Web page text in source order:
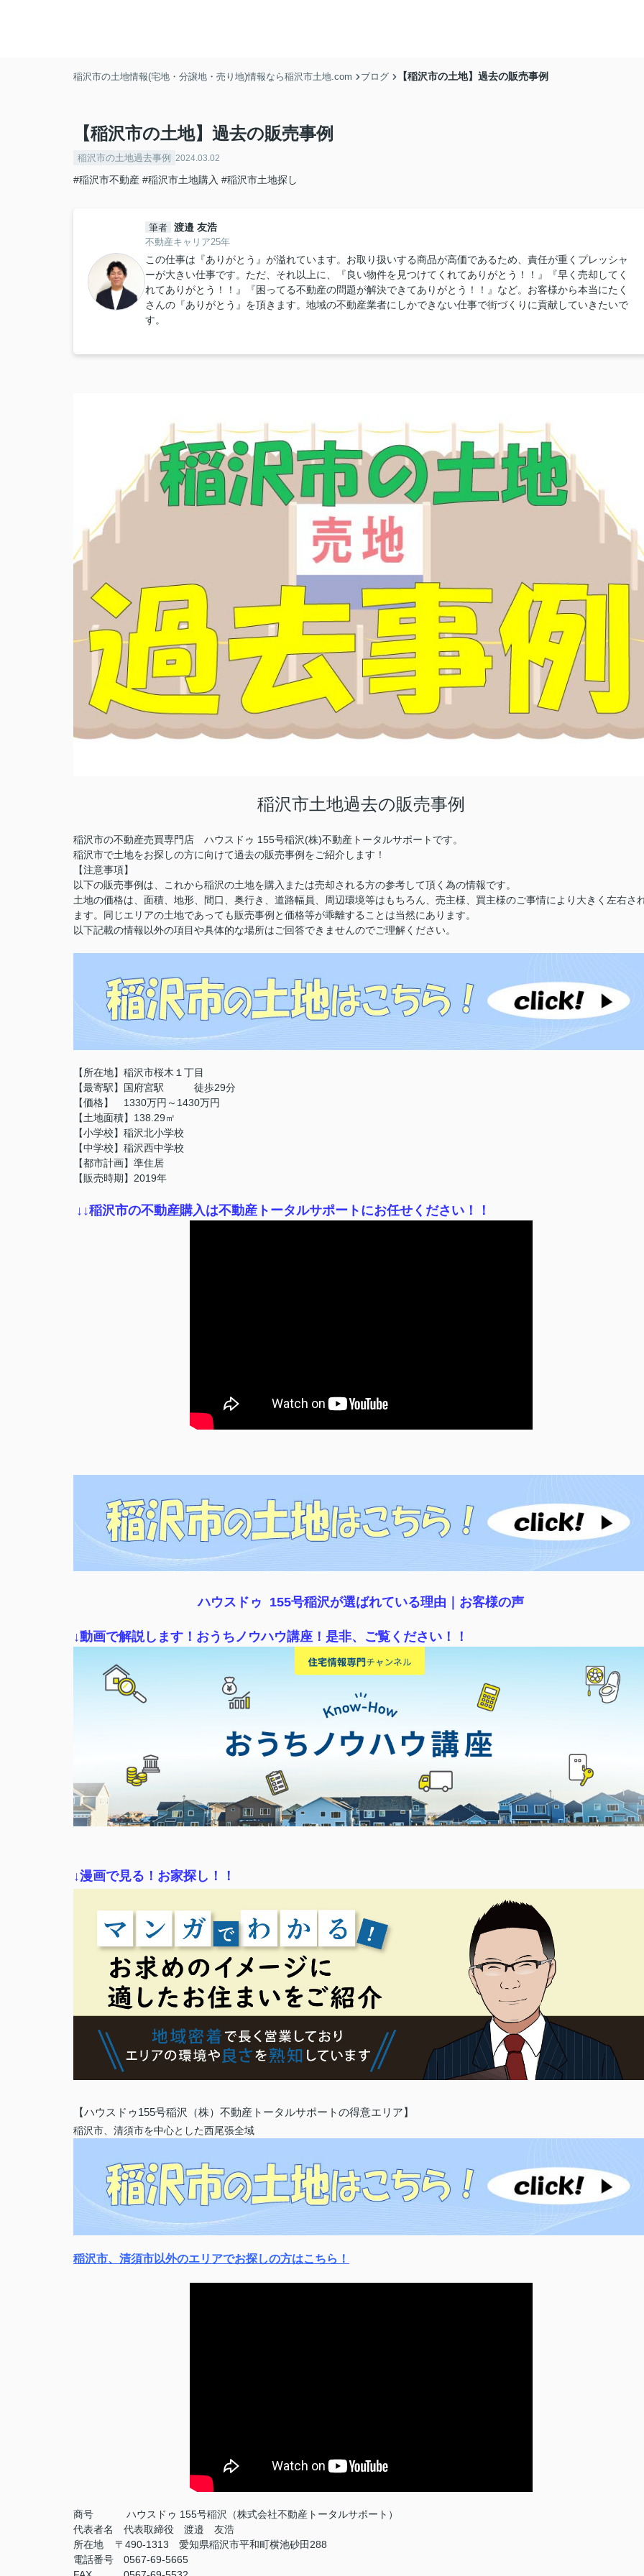
稲沢市の土地情報(宅地・分譲地・売り地)情報なら稲沢市土地.com ブログ 【稲沢市の土地】過去の販売事例
【稲沢市の土地】過去の販売事例
稲沢市の土地過去事例 2024.03.02
#稲沢市不動産 #稲沢市土地購入 #稲沢市土地探し
筆者 渡邉 友浩
不動産キャリア25年
この仕事は『ありがとう』が溢れています。お取り扱いする商品が高価であるため、責任が重くプレッシャ
ーが大きい仕事です。ただ、それ以上に、『良い物件を見つけてくれてありがとう！！』『早く売却してく
れてありがとう！！』『困ってる不動産の問題が解決できてありがとう！！』など。お客様から本当にたく
さんの『ありがとう』を頂きます。地域の不動産業者にしかできない仕事で街づくりに貢献していきたいで
す。
稲沢市土地過去の販売事例
稲沢市の不動産売買専門店 ハウスドゥ 155号稲沢(株)不動産トータルサポートです。
稲沢市で土地をお探しの方に向けて過去の販売事例をご紹介します！
【注意事項】
以下の販売事例は、これから稲沢の土地を購入または売却される方の参考して頂く為の情報です。
土地の価格は、面積、地形、間口、奥行き、道路幅員、周辺環境等はもちろん、売主様、買主様のご事情により大きく左右さ
ます。同じエリアの土地であっても販売事例と価格等が乖離することは当然にあります。
以下記載の情報以外の項目や具体的な場所はご回答できませんのでご理解ください。
【所在地】稲沢市桜木１丁目
【最寄駅】国府宮駅 徒歩29分
【価格】 1330万円～1430万円
【土地面積】138.29㎡
【小学校】稲沢北小学校
【中学校】稲沢西中学校
【都市計画】準住居
【販売時期】2019年
↓ ↓稲沢市の不動産購入は不動産トータルサポートにお任せください！！
ハウスドゥ 155号稲沢が選ばれている理由｜ お客様の声
↓動画で解説します！おうちノウハウ講座！是非、ご覧ください！！
↓漫画で見る！お家探し！！
【ハウスドゥ155号稲沢（株）不動産トータルサポートの得意エリア】
稲沢市、清須市を中心とした西尾張全域
稲沢市、清須市以外のエリアでお探しの方はこちら！
商号
ハウスドゥ 155号稲沢（株式会社不動産トータルサポート）
代表者名 代表取締役 渡邉 友浩
所在地 〒490-1313 愛知県稲沢市平和町横池砂田288
電話番号 0567-69-5665